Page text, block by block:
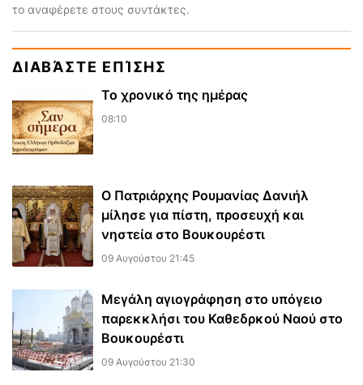
το αναφέρετε στους συντάκτες.
ΔΙΑΒΆΣΤΕ ΕΠΊΣΗΣ
Το χρονικό της ημέρας
08:10
Ο Πατριάρχης Ρουμανίας Δανιήλ
μίλησε για πίστη, προσευχή και
νηστεία στο Βουκουρέστι
09 Αυγούστου 21:45
Μεγάλη αγιογράφηση στο υπόγειο
παρεκκλήσι του Καθεδρκού Ναού στο
Βουκουρέστι
09 Αυγούστου 21:30